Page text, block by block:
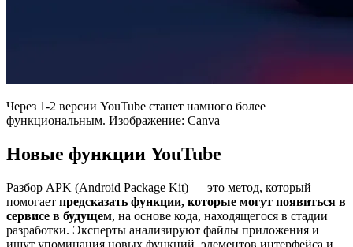
Через 1-2 версии YouTube станет намного более
функциональным. Изображение: Canva
Новые функции YouTube
Разбор APK (Android Package Kit) — это метод, который
помогает предсказать функции, которые могут появиться в
сервисе в будущем, на основе кода, находящегося в стадии
разработки. Эксперты анализируют файлы приложения и
ищут упоминания новых функций, элементов интерфейса и